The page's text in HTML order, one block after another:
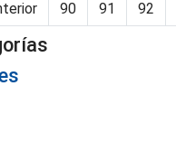
90 91 92